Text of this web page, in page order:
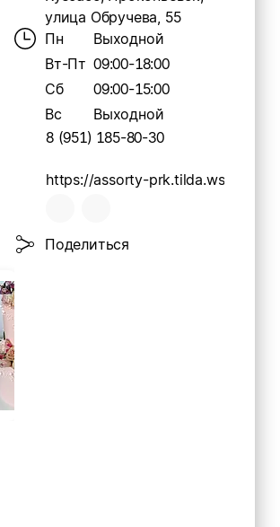
улица Обручева, 55
Пн
Выходной
Вт-Пт 09:00-18:00
Сб
09:00-15:00
Вс
Выходной
8 (951) 185-80-30
https://assorty-prk.tilda.ws
Поделиться